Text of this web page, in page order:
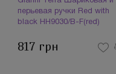
перьевая ручки Red with
black HH9030/B-F(red)
817 грн